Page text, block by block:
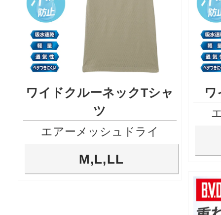
ワイドクルーネックTシャ
ツ
エアーメッシュドライ
M,L,LL
ワ